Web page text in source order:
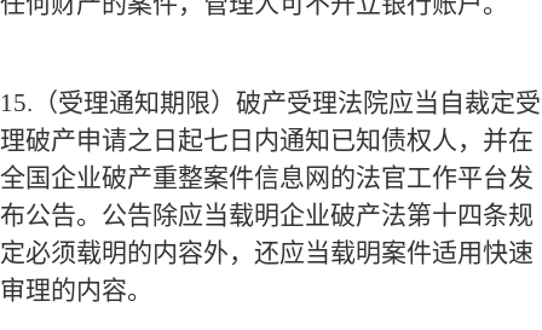
15. （受理通知期限）破产受理法院应当自裁定受
理破产申请之日起七日内通知已知债权人，并在
全国企业破产重整案件信息网的法官工作平台发
布公告。公告除应当载明企业破产法第十四条规
定必须载明的内容外，还应当载明案件适用快速
审理的内容。